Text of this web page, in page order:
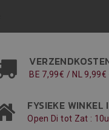
BE 7,99€ / NL 9,99€
FYSIEKE WINKEL
Open Di tot Zat :